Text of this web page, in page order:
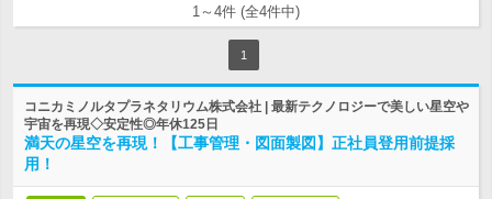
1～4件 (全4件中)
1
コニカミノルタプラネタリウム株式会社 | 最新テクノロジーで美しい星空や
宇宙を再現◇安定性◎年休125日
満天の星空を再現！【工事管理・図面製図】正社員登用前提採
用！